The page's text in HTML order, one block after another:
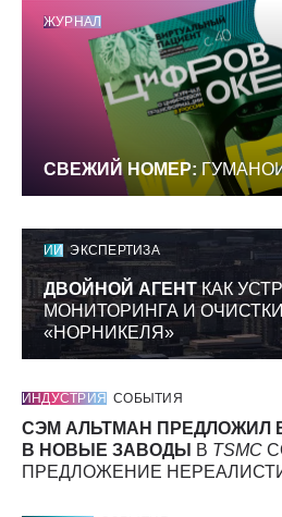
ЖУРНАЛ
СВЕЖИЙ НОМЕР:
ИИ ЭКСПЕРТИЗА
ДВОЙНОЙ АГЕНТКАК
МОНИТОРИНГА И
«НОРНИКЕЛЯ»
ИНДУСТРИЯ СОБЫТИЯ
СЭМ АЛЬТМАН ПРЕДЛОЖИЛ
В НОВЫЕ ЗАВОДЫ
В TSMC
ПРЕДЛОЖЕНИЕ